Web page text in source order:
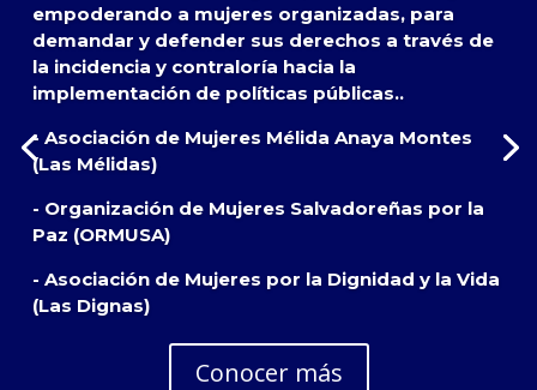
empoderando a mujeres organizadas, para
demandar y defender sus derechos a través de
la incidencia y contraloría hacia la
implementación de políticas públicas..
- Asociación de Mujeres Mélida Anaya Montes
(Las Mélidas)
- Organización de Mujeres Salvadoreñas por la
Paz (ORMUSA)
- Asociación de Mujeres por la Dignidad y la Vida
(Las Dignas)
Conocer más